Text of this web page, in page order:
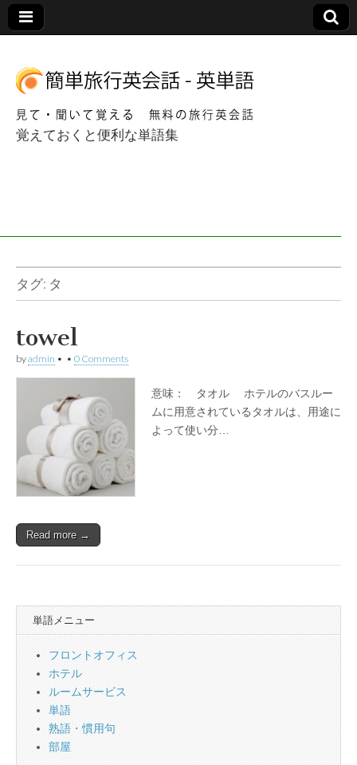
覚えておくと便利な単語集
タグ: タ
towel
byadmin • • 0 Comments
意味： タオル ホテルのバスルー
ムに用意されているタオルは、用途に
よって使い分…
Read more →
単語メニュー
フロントオフィス
ホテル
ルームサービス
単語
熟語・慣用句
部屋